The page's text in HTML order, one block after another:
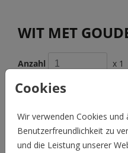
Cookies
Wir verwenden Cookies und
Benutzerfreundlichkeit zu
und die Leistung unserer
WIT MET
Anzahl x 1
Wit met gouden inlay 14 X